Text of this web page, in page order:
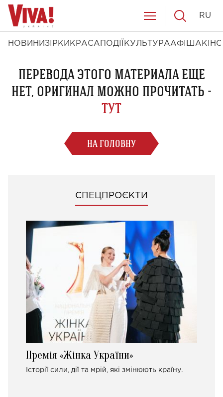
НОВИНИ ЗІРКИ КРАСА ПОДІЇ КУЛЬТУРААФІША КІНО
RU
ПЕРЕВОДА ЭТОГО МАТЕРИАЛА ЕЩЕ
НЕТ, ОРИГИНАЛ МОЖНО ПРОЧИТАТЬ -
ТУТ
НА ГОЛОВНУ
СПЕЦПРОЄКТИ
Премія «Жінка України»
Історії сили, дії та мрій, які змінюють країну.